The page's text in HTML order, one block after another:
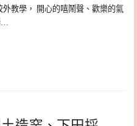
教學， 開心的嘻鬧聲、歡樂的氣